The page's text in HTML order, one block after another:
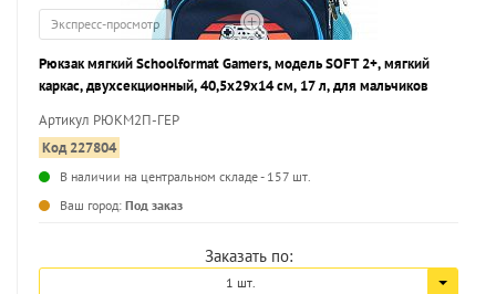
Экспресс-просмотр
Рюкзак мягкий Schoolformat Gamers, модель SOFT 2+, мягкий
каркас, двухсекционный, 40,5х29х14 см, 17 л, для мальчиков
Артикул РЮКМ2П-ГЕР
Код 227804
В наличии на центральном складе - 157 шт.
Ваш город: Под заказ
Заказать по:
1 шт.